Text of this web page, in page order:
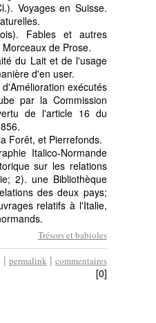
Voyages en Suisse.
Fables et autres
de Prose.
du Lait et de l'usage
d'en user.
exécutés
par la Commission
de l'article 16 du
Forêt, et Pierrefonds.
Italico-Normande
sur les relations
2). une Bibliothèque
des deux pays;
relatifs à l'Italie,
Trésors et babioles
| permalink | commentaires
[0]